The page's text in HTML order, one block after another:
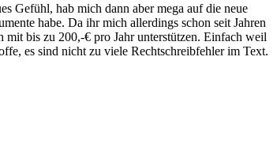
Gefühl, hab mich dann aber mega auf die neue
habe. Da ihr mich allerdings schon seit Jahren
bis zu 200,-€ pro Jahr unterstützen. Einfach weil
es sind nicht zu viele Rechtschreibfehler im Text.